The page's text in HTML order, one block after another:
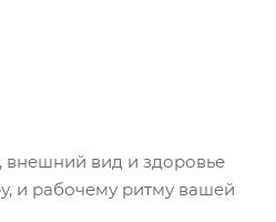
внешний вид и здоровье
и рабочему ритму вашей